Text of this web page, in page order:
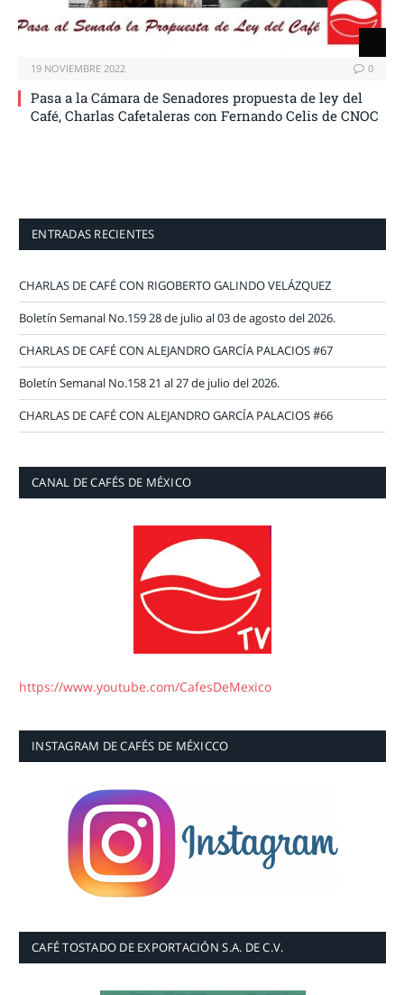
19 NOVIEMBRE 2022 0
Pasa a la Cámara de Senadores propuesta de ley del
Café, Charlas Cafetaleras con Fernando Celis de CNOC
ENTRADAS RECIENTES
CHARLAS DE CAFÉ CON RIGOBERTO GALINDO VELÁZQUEZ
Boletín Semanal No.159 28 de julio al 03 de agosto del 2026.
CHARLAS DE CAFÉ CON ALEJANDRO GARCÍA PALACIOS #67
Boletín Semanal No.158 21 al 27 de julio del 2026.
CHARLAS DE CAFÉ CON ALEJANDRO GARCÍA PALACIOS #66
CANAL DE CAFÉS DE MÉXICO
https://www.youtube.com/CafesDeMexico
INSTAGRAM DE CAFÉS DE MÉXICCO
CAFÉ TOSTADO DE EXPORTACIÓN S.A. DE C.V.